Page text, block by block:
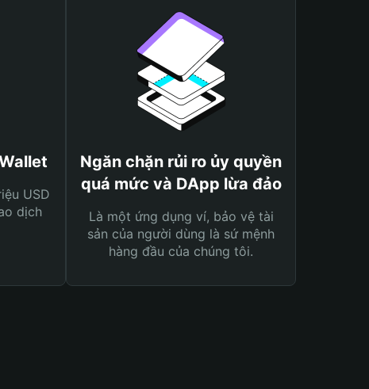
USD
dịch
Ngăn chặn rủi ro ủy quyền
quá mức và DApp lừa đảo
Là một ứng dụng ví, bảo vệ tài
sản của người dùng là sứ mệnh
hàng đầu của chúng tôi.